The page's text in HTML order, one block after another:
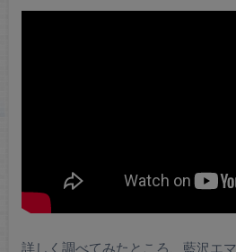
詳しく調べてみたところ、藍沢エ